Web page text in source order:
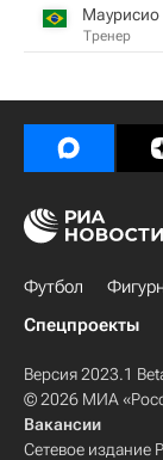
Маурисио
Тренер
Футбол
Спецпроекты
Версия 2023.1
© 2026 МИА
Вакансии
Сетевое издание